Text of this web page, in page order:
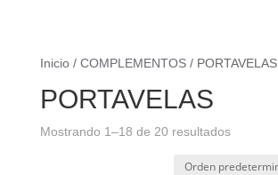
Inicio/ COMPLEMENTOS/ PORTAVELAS
PORTAVELAS
Mostrando 1–18 de 20 resultados